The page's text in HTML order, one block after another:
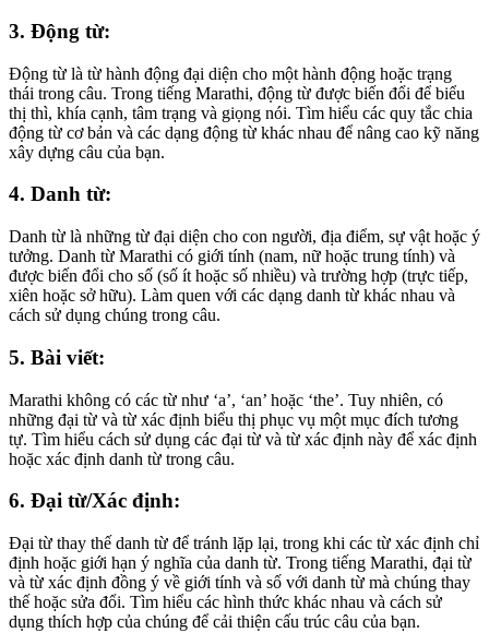
3. Động từ:
Động từ là từ hành động đại diện cho một hành động hoặc trạng
thái trong câu. Trong tiếng Marathi, động từ được biến đổi để biểu
thị thì, khía cạnh, tâm trạng và giọng nói. Tìm hiểu các quy tắc chia
động từ cơ bản và các dạng động từ khác nhau để nâng cao kỹ năng
xây dựng câu của bạn.
4. Danh từ:
Danh từ là những từ đại diện cho con người, địa điểm, sự vật hoặc ý
tưởng. Danh từ Marathi có giới tính (nam, nữ hoặc trung tính) và
được biến đổi cho số (số ít hoặc số nhiều) và trường hợp (trực tiếp,
xiên hoặc sở hữu). Làm quen với các dạng danh từ khác nhau và
cách sử dụng chúng trong câu.
5. Bài viết:
Marathi không có các từ như ‘a’, ‘an’ hoặc ‘the’. Tuy nhiên, có
những đại từ và từ xác định biểu thị phục vụ một mục đích tương
tự. Tìm hiểu cách sử dụng các đại từ và từ xác định này để xác định
hoặc xác định danh từ trong câu.
6. Đại từ/Xác định:
Đại từ thay thế danh từ để tránh lặp lại, trong khi các từ xác định chỉ
định hoặc giới hạn ý nghĩa của danh từ. Trong tiếng Marathi, đại từ
và từ xác định đồng ý về giới tính và số với danh từ mà chúng thay
thế hoặc sửa đổi. Tìm hiểu các hình thức khác nhau và cách sử
dụng thích hợp của chúng để cải thiện cấu trúc câu của bạn.